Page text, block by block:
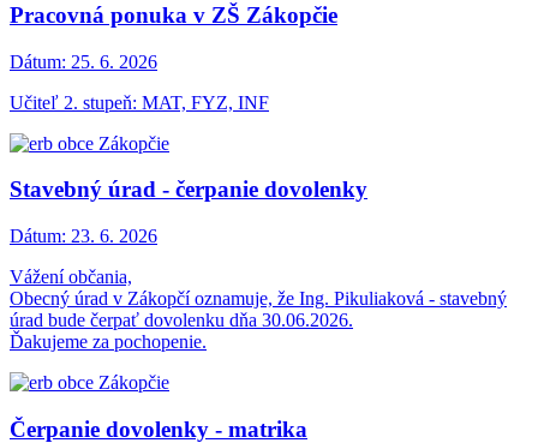
Pracovná ponuka v ZŠ Zákopčie
Dátum: 25. 6. 2026
Učiteľ 2. stupeň: MAT, FYZ, INF
Stavebný úrad - čerpanie dovolenky
Dátum: 23. 6. 2026
Vážení občania,
Obecný úrad v Zákopčí oznamuje, že Ing. Pikuliaková - stavebný
úrad bude čerpať dovolenku dňa 30.06.2026.
Ďakujeme za pochopenie.
Čerpanie dovolenky - matrika